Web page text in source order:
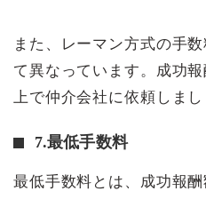
また、レーマン方式の手
て異なっています。成功
上で仲介会社に依頼しまし
7.最低手数料
最低手数料とは、成功報